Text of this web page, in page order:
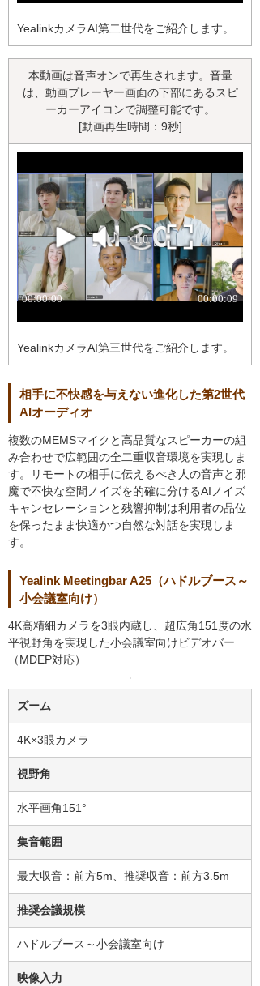
YealinkカメラAI第二世代をご紹介します。
本動画は音声オンで再生されます。音量
は、動画プレーヤー画面の下部にあるスピ
ーカーアイコンで調整可能です。
[動画再生時間：9秒]
YealinkカメラAI第三世代をご紹介します。
相手に不快感を与えない進化した第2世代
AIオーディオ
複数のMEMSマイクと高品質なスピーカーの組
み合わせで広範囲の全二重収音環境を実現しま
す。リモートの相手に伝えるべき人の音声と邪
魔で不快な空間ノイズを的確に分けるAIノイズ
キャンセレーションと残響抑制は利用者の品位
を保ったまま快適かつ自然な対話を実現しま
す。
Yealink Meetingbar A25（ハドルブース～
小会議室向け）
4K高精細カメラを3眼内蔵し、超広角151度の水
平視野角を実現した小会議室向けビデオバー
（MDEP対応）
ズーム
4K×3眼カメラ
視野角
水平画角151°
集音範囲
最大収音：前方5m、推奨収音：前方3.5m
推奨会議規模
ハドルブース～小会議室向け
映像入力